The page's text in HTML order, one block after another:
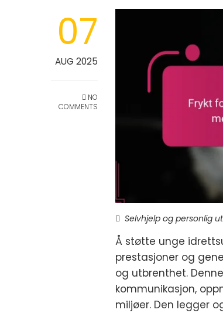
07
AUG 2025
NO
COMMENTS
Selvhjelp og personlig
Å støtte unge
prestasjoner og
og utbrenthet.
kommunikasjon,
miljøer. Den legger